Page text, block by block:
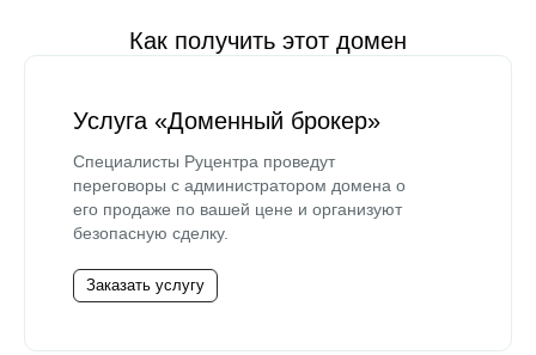
Как получить этот домен
Услуга «Доменный брокер»
Специалисты Руцентра проведут
переговоры с администратором домена о
его продаже по вашей цене и организуют
безопасную сделку.
Заказать услугу